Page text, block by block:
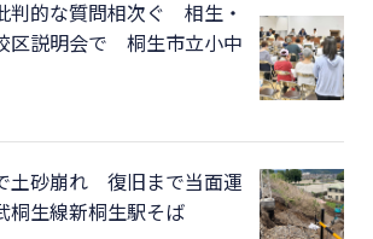
判的な質問相次ぐ 相生・
区説明会で 桐生市立小中
土砂崩れ 復旧まで当面運
生線新桐生駅そば